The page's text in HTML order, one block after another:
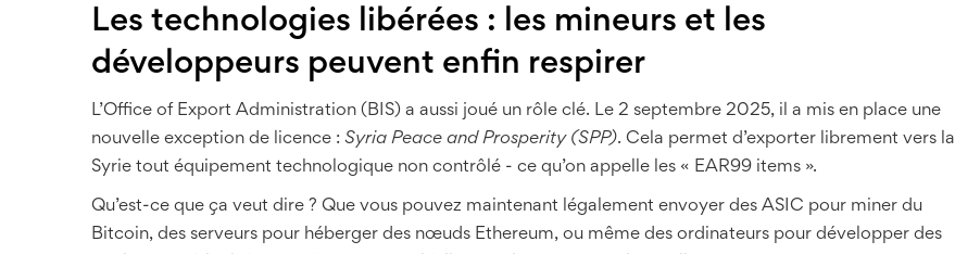
Les technologies libérées : les mineurs et les
développeurs peuvent enfin respirer
L’Office of Export Administration (BIS) a aussi joué un rôle clé. Le 2 septembre 2025, il a mis en place une
nouvelle exception de licence : Syria Peace and Prosperity (SPP). Cela permet d’exporter librement vers la
Syrie tout équipement technologique non contrôlé - ce qu’on appelle les « EAR99 items ».
Qu’est-ce que ça veut dire ? Que vous pouvez maintenant légalement envoyer des ASIC pour miner du
Bitcoin, des serveurs pour héberger des nœuds Ethereum, ou même des ordinateurs pour développer des